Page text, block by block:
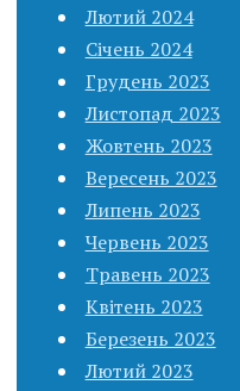
Лютий 2024
Січень 2024
Грудень 2023
Листопад 2023
Жовтень 2023
Вересень 2023
Липень 2023
Червень 2023
Травень 2023
Квітень 2023
Березень 2023
Лютий 2023